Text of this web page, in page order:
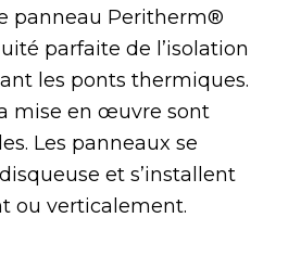
panneau Peritherm®
parfaite de l’isolation
les ponts thermiques.
mise en œuvre sont
Les panneaux se
et s’installent
ou verticalement.